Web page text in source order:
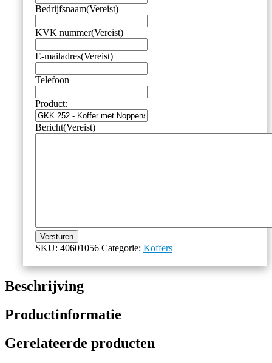
Bedrijfsnaam(Vereist)
KVK nummer(Vereist)
E-mailadres(Vereist)
Telefoon
Product:
Bericht(Vereist)
Versturen
SKU: 40601056 Categorie: Koffers
Beschrijving
Productinformatie
Gerelateerde producten